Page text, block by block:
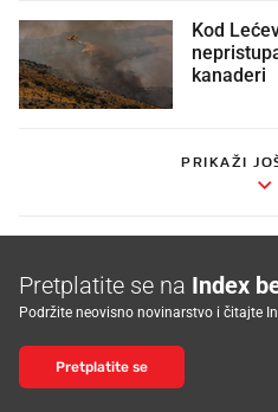
Kod
kanaderi
PRIKAŽI
Pretplatite se na Index
Podržite neovisno novinarstvo i čitajte
Pretplatite se